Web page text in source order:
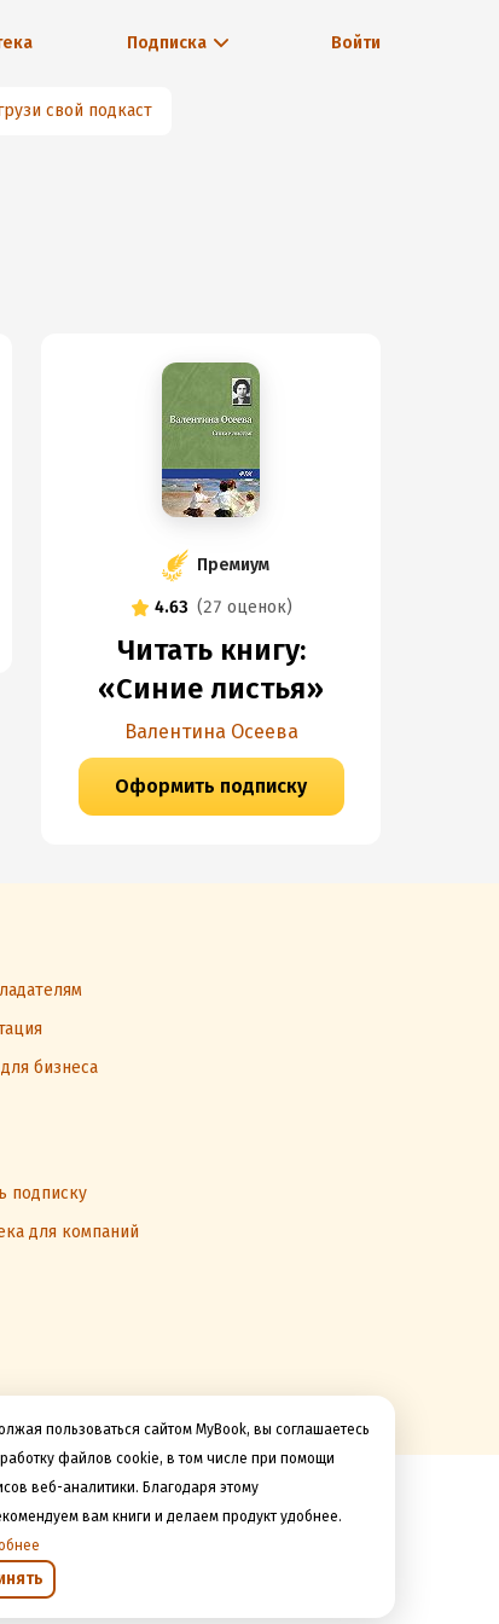
Подписка Войти
свой подкаст
пользоваться сайтом MyBook, вы соглашаетесь
файлов cookie, в том числе при помощи
веб-аналитики. Благодаря этому
вам книги и делаем продукт удобнее.
Премиум
4.63 (27 оценок)
Читать книгу:
«Синие листья»
Валентина Осеева
Оформить подписку
бизнеса
подписку
для компаний